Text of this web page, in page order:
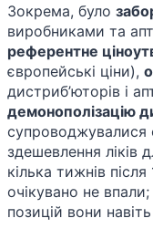
Зокрема, було
виробниками та
референтне
європейські ціни),
дистриб’юторів і
демонополізацію
супроводжувалися
здешевлення ліків
кілька тижнів
очікувано не
позицій вони